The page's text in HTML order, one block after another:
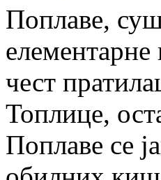
Поплаве,
чест
Топлице,
Поплаве се